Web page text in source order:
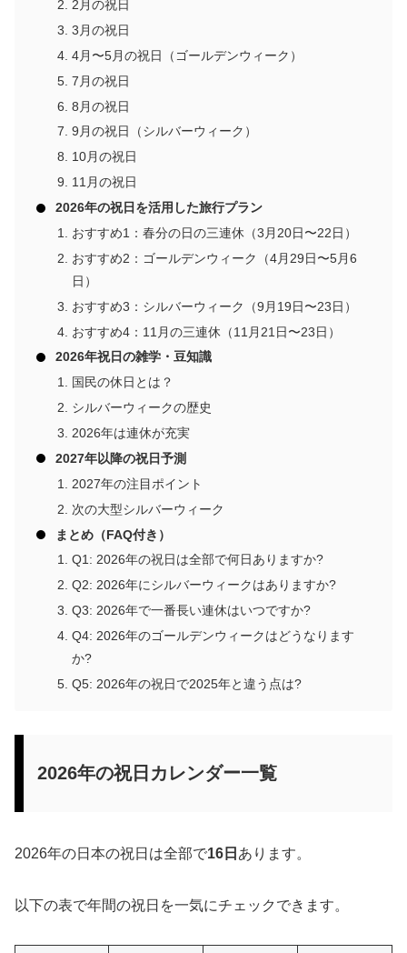
2月の祝日
3月の祝日
4月〜5月の祝日（ゴールデンウィーク）
7月の祝日
8月の祝日
9月の祝日（シルバーウィーク）
10月の祝日
11月の祝日
2026年の祝日を活用した旅行プラン
おすすめ1：春分の日の三連休（3月20日〜22日）
おすすめ2：ゴールデンウィーク（4月29日〜5月6
日）
おすすめ3：シルバーウィーク（9月19日〜23日）
おすすめ4：11月の三連休（11月21日〜23日）
2026年祝日の雑学・豆知識
国民の休日とは？
シルバーウィークの歴史
2026年は連休が充実
2027年以降の祝日予測
2027年の注目ポイント
次の大型シルバーウィーク
まとめ（FAQ付き）
Q1: 2026年の祝日は全部で何日ありますか?
Q2: 2026年にシルバーウィークはありますか?
Q3: 2026年で一番長い連休はいつですか?
Q4: 2026年のゴールデンウィークはどうなります
か?
Q5: 2026年の祝日で2025年と違う点は?
2026年の祝日カレンダー一覧
2026年の日本の祝日は全部で16日 あります。
以下の表で年間の祝日を一気にチェックできます。